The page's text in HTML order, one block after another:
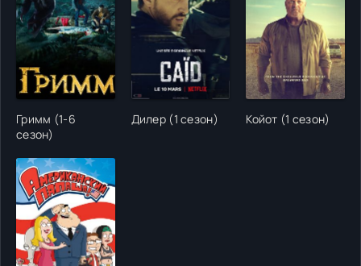
Гримм (1-6
сезон)
Дилер (1 сезон) Койот (1 сезон)